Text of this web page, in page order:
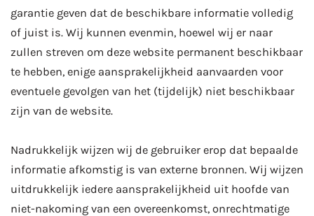
garantie geven dat de beschikbare informatie volledig
of juist is. Wij kunnen evenmin, hoewel wij er naar
zullen streven om deze website permanent beschikbaar
te hebben, enige aansprakelijkheid aanvaarden voor
eventuele gevolgen van het (tijdelijk) niet beschikbaar
zijn van de website.
Nadrukkelijk wijzen wij de gebruiker erop dat bepaalde
informatie afkomstig is van externe bronnen. Wij wijzen
uitdrukkelijk iedere aansprakelijkheid uit hoofde van
niet-nakoming van een overeenkomst, onrechtmatige